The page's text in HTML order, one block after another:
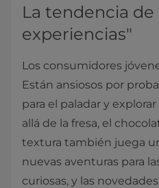
La tendencia de
experiencias"
Los consumidores
Están ansiosos por
para el paladar y
allá de la fresa, el
textura también juega
nuevas aventuras para
curiosas, y las